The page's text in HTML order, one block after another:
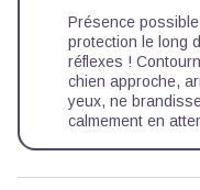
Présence
protection le long
réflexes !
chien approche,
yeux, ne
calmement en